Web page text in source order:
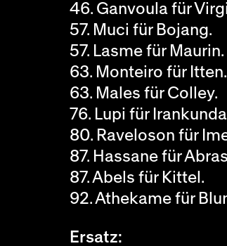
46. Ganvoula für
57. Muci für Bojang.
57. Lasme für Maurin.
63. Monteiro für Itten.
63. Males für Colley.
76. Lupi für
80. Raveloson für
87. Hassane für
87. Abels für Kittel.
92. Athekame für
Ersatz: